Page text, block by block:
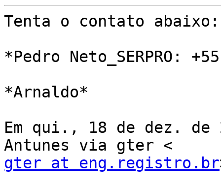
Tenta o contato abaixo:
*Pedro Neto_SERPRO:
*Arnaldo*
Em qui., 18 de dez. de
gter at eng.registro.br